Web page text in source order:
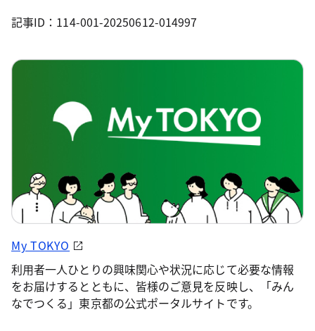
記事ID：114-001-20250612-014997
My TOKYO
利用者一人ひとりの興味関心や状況に応じて必要な情報
をお届けするとともに、皆様のご意見を反映し、「みん
なでつくる」東京都の公式ポータルサイトです。